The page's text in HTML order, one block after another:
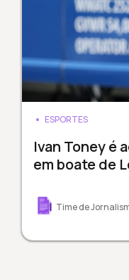
ESPORTES
Ivan Toney é
em boate de
Time de